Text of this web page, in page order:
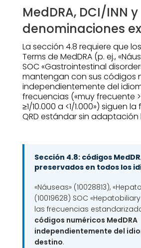
MedDRA, DCI/INN y
denominaciones
La sección 4.8 requiere que
Terms de MedDRA (p. ej.,
SOC «Gastrointestinal
mantengan con sus códigos
independientemente del
frecuencias («muy frecuente
≥1/10.000 a <1/1.000») siguen
QRD estándar sin adaptación
Sección 4.8: códigos
preservados en todos los
«Náuseas» (10028813),
(10019628) SOC
las frecuencias
códigos numéricos MedDRA
independientemente del
destino.